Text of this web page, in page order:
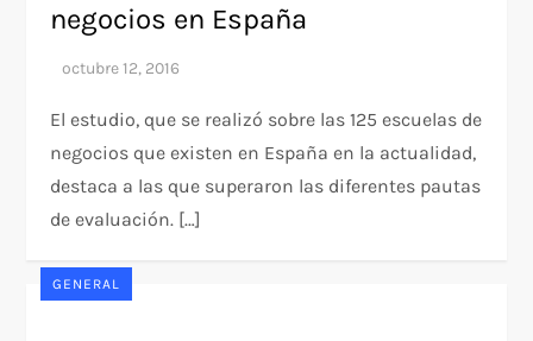
negocios en España
El estudio, que se realizó sobre las 125 escuelas de
negocios que existen en España en la actualidad,
destaca a las que superaron las diferentes pautas
de evaluación. […]
GENERAL